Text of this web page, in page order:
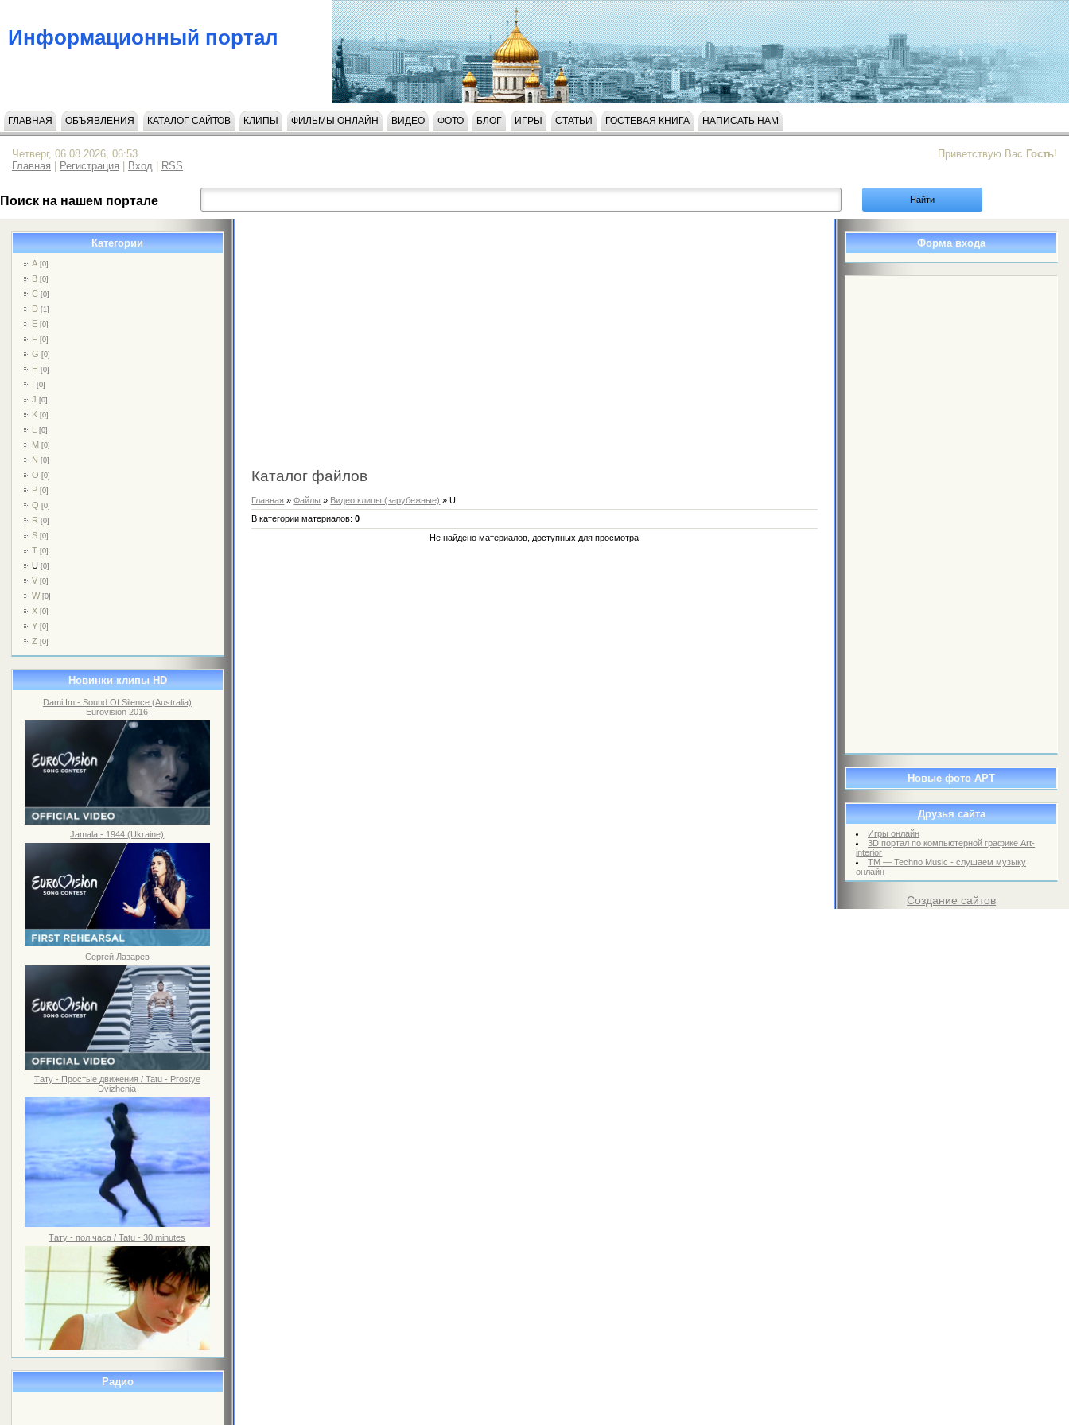
Информационный портал
ГЛАВНАЯ ОБЪЯВЛЕНИЯ КАТАЛОГ САЙТОВ КЛИПЫ ФИЛЬМЫ ОНЛАЙН ВИДЕО ФОТО БЛОГ ИГРЫ СТАТЬИ ГОСТЕВАЯ КНИГА НАПИСАТЬ НАМ
Приветствую Вас Гость!
Четверг, 06.08.2026, 06:53
Главная
Регистрация Вход RSS
Поиск на нашем портале
Категории
A [0]
B [0]
C [0]
D [1]
E [0]
F [0]
G [0]
H [0]
I [0]
J [0]
K [0]
L [0]
M [0]
N [0]
O [0]
P [0]
Q [0]
R [0]
S [0]
T [0]
U [0]
V [0]
W [0]
X [0]
Y [0]
Z [0]
Новинки клипы HD
Dami Im - Sound Of Silence (Australia)
Eurovision 2016
Jamala - 1944 (Ukraine)
Сергей Лазарев
Тату - Простые движения / Tatu - Prostye
Dvizhenia
Тату - пол часа / Tatu - 30 minutes
Радио
Форма входа
Новые фото АРТ
Друзья сайта
Игры онлайн
3D портал по компьютерной графике Art-
interior
TM — Techno Music - слушаем музыку
онлайн
Создание сайтов
Каталог файлов
Главная »Файлы » Видео клипы (зарубежные) » U
В категории материалов:0
Не найдено материалов, доступных для просмотра